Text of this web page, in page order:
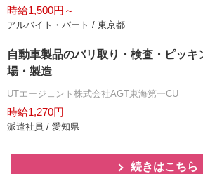
時給1,500円～
アルバイト・パート / 東京都
自動車製品のバリ取り・検査・ピッキ
場・製造
UTエージェント株式会社AGT東海第一CU
時給1,270円
派遣社員 / 愛知県
続きはこちら